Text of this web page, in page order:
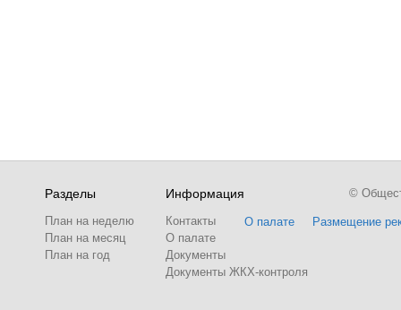
Разделы
План на неделю
План на месяц
План на год
Информация
Контакты
О палате
Документы
Документы ЖКХ-контроля
О палате Размещение
©